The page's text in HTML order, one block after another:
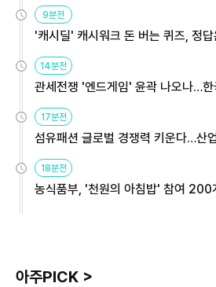
9분전
'캐시딜' 캐시워크 돈 버는 퀴즈, 정
14분전
관세전쟁 '엔드게임' 윤곽 나오나…
용해야
17분전
섬유패션 글로벌 경쟁력 키운다…산
원
18분전
농식품부, '천원의 아침밥' 참여 200
아주PICK >